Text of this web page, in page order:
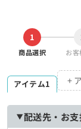
1
商品選択 お
アイテム1 +
配送先・お